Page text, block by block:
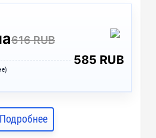
616 RUB
585 RUB
Подробнее